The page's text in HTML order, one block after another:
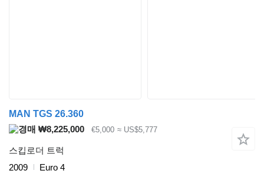
MAN TGS 26.360
₩8,225,000
€5,000 ≈ US$5,777
스킵로더 트럭
2009
Euro 4